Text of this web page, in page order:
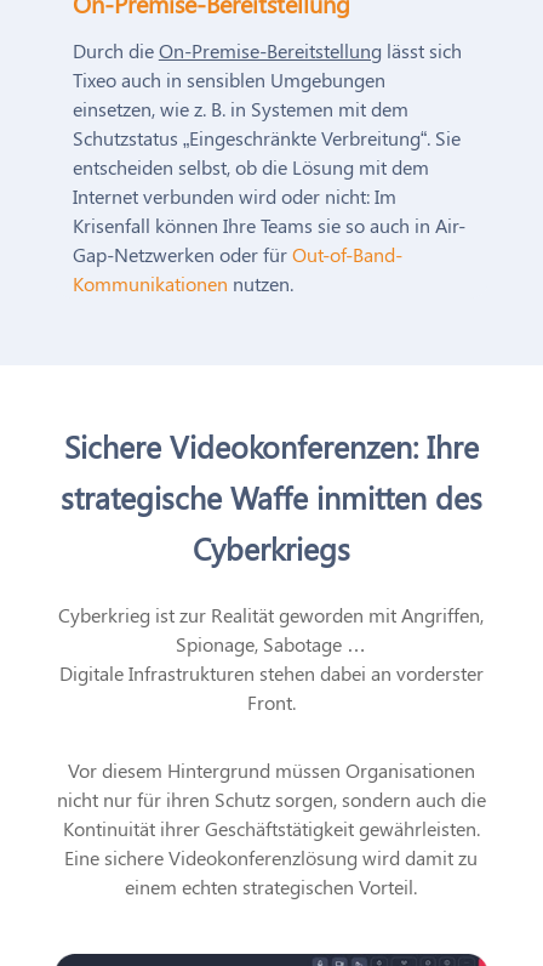
Durch dieOn-Premise-Bereitstellung lässt sich
Tixeo auch in sensiblen Umgebungen
einsetzen, wie z. B. in Systemen mit dem
Schutzstatus „Eingeschränkte Verbreitung“. Sie
entscheiden selbst, ob die Lösung mit dem
Internet verbunden wird oder nicht: Im
Krisenfall können Ihre Teams sie so auch in Air-
Gap-Netzwerken oder fürOut-of-Band-
Kommunikationen nutzen.
Sichere Videokonferenzen: Ihre
strategische Waffe inmitten des
Cyberkriegs
Cyberkrieg ist zur Realität geworden mit Angriffen,
Spionage, Sabotage …
Digitale Infrastrukturen stehen dabei an vorderster
Front.
Vor diesem Hintergrund müssen Organisationen
nicht nur für ihren Schutz sorgen, sondern auch die
Kontinuität ihrer Geschäftstätigkeit gewährleisten.
Eine sichere Videokonferenzlösung wird damit zu
einem echten strategischen Vorteil.